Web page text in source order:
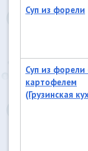
Суп из форели
Суп из форели
картофелем
(Грузинская